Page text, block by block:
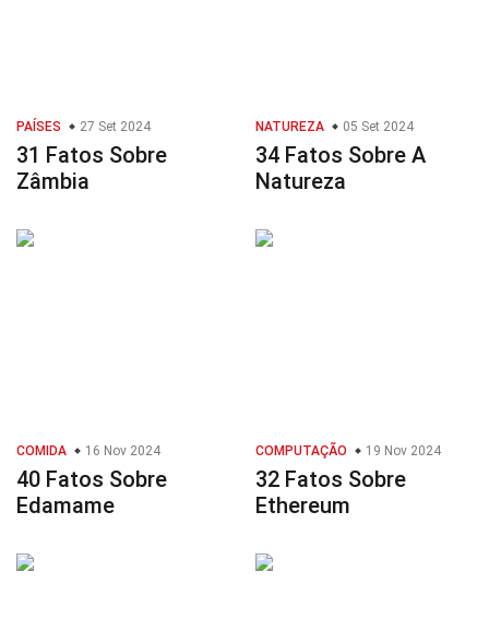
PAÍSES 27 Set 2024
31 Fatos Sobre
Zâmbia
NATUREZA 05 Set 2024
34 Fatos Sobre A
Natureza
COMIDA 16 Nov 2024
40 Fatos Sobre
Edamame
COMPUTAÇÃO 19 Nov 2024
32 Fatos Sobre
Ethereum